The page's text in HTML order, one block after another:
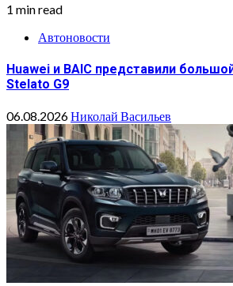
1 min read
Автоновости
Huawei и BAIC представили
Stelato G9
06.08.2026Николай Васильев